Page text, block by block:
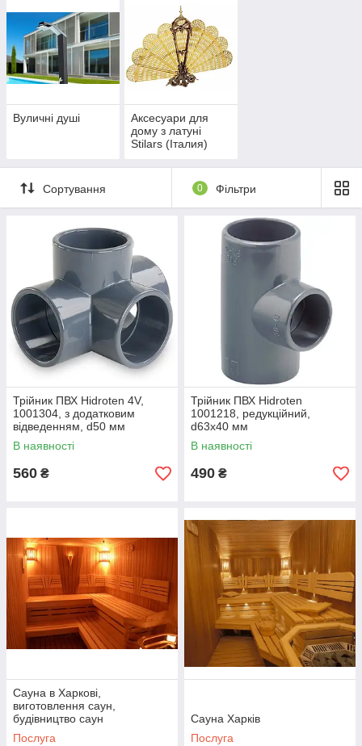
Вуличні душі
Аксесуари для
дому з латуні
Stilars (Італия)
Сортування 0 Фільтри
Трійник ПВХ Hidroten 4V,
1001304, з додатковим
відведенням, d50 мм
В наявності
560 ₴
Трійник ПВХ Hidroten
1001218, редукційний,
d63x40 мм
В наявності
490 ₴
Сауна в Харкові,
виготовлення саун,
будівництво саун
Послуга
Сауна Харків
Послуга